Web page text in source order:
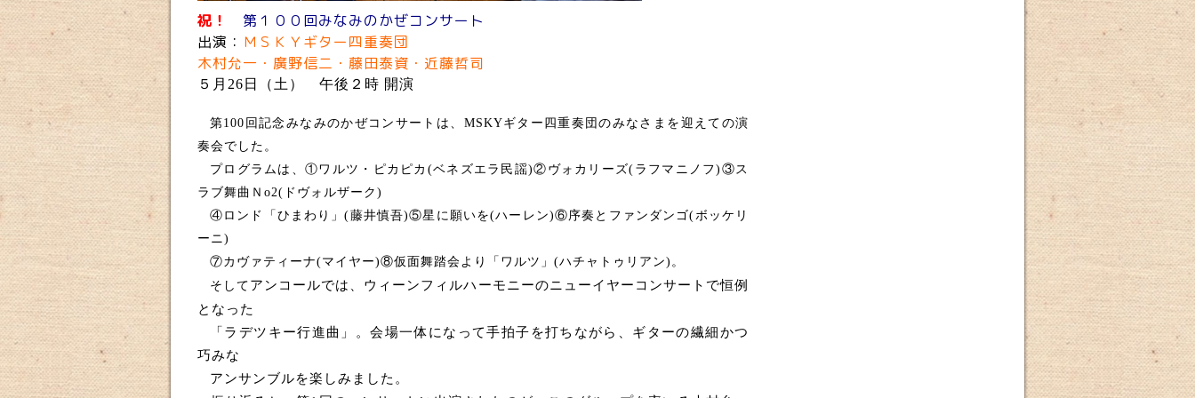
祝！ 第１００回みなみのかぜコンサート
出演： ＭＳＫＹギター四重奏団
木村允一・廣野信二・藤田泰資・近藤哲司
５月26日（土） 午後２時 開演
第100 回記念みなみのかぜコンサートは、 MSKYギター四重奏団のみなさまを迎えての演
奏会でした。
プログラムは、①ワルツ・ピカピカ (ベネズエラ民謡)②ヴォカリーズ( ラフマニノフ) ③ス
ラブ舞曲Ｎ o2( ドヴォルザーク )
④ロンド「ひまわり」(藤井慎吾)⑤星に願いを(ハーレン)⑥序奏とファンダンゴ(ボッケリ
ーニ)
⑦カヴァティーナ(マイヤー)⑧仮面舞踏会より「ワルツ」 (ハチャトゥリアン) 。
そして アンコールでは、ウィーンフィルハーモニーのニューイヤーコンサートで恒例
となった
「ラデツキー行進曲」。会場一体になって手拍子を打ちながら、ギターの繊細かつ
巧みな
アンサンブルを楽しみました。